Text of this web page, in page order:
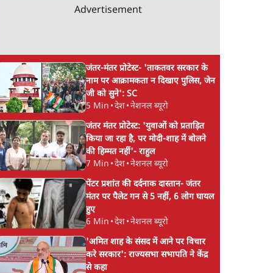
Advertisement
जंतर-मंतर प्रोटेस्ट- 'ताकतवर सरकार के
नाम पर आक्रामकता न दिखाए पुलिस, जेन
जी को सुने': SC
5 Min •देश•नेशनल ब्यूरो
जंतर मंतर प्रोटेस्ट: 'युवाओं को प्रताड़ित
किया जा रहा है, पर मोदी-शाह में बोलने
की हिम्मत नहीं'- राहुल
7 Min •देश•नेशनल ब्यूरो
पेंटर प्रशांत की दर्दनाक दास्तान- जंतर
मंतर पर पैलेट गन से 5 नहीं, 6 लोग घायल
हुए
6 Min •देश•नेशनल ब्यूरो
'अमित शाह के संसद में आने पर विचार
करे सरकार': राज्यसभा सभापति ने केंद्र
से कहा